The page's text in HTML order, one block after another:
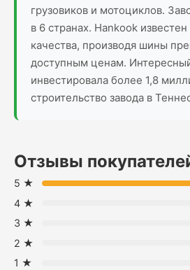
грузовиков и мотоциклов.
в 6 странах. Hankook
качества, производя шины
доступным ценам.
инвестировала более 1,8
строительство завода в
Отзывы
5 ★
4 ★
3 ★
2 ★
1 ★